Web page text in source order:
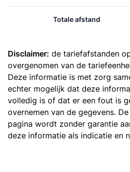
Totale afstand
Disclaimer: de tariefafstanden
overgenomen van de
Deze informatie is met zorg
echter mogelijk dat deze
volledig is of dat er een fout is
overnemen van de gegevens.
pagina wordt zonder garantie
deze informatie als indicatie en